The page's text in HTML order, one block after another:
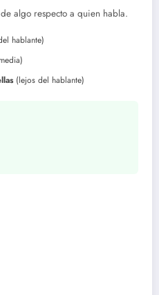
algo respecto a quien habla.
hablante)
(lejos del hablante)